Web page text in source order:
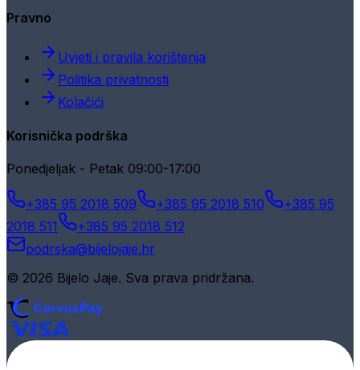
Pravno
Uvjeti i pravila korištenja
Politika privatnosti
Kolačići
Korisnička podrška
Ponedjeljak - Petak 09:00-17:00
+385 95 2018 509 +385 95 2018 510
+385 95
2018 511
+385 95 2018 512
podrska@bijelojaje.hr
© 2026 Bijelo Jaje. Sva prava pridržana.